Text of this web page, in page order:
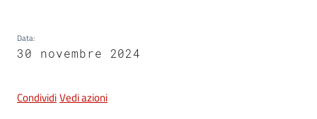
Data:
30 novembre 2024
CondividiVedi azioni